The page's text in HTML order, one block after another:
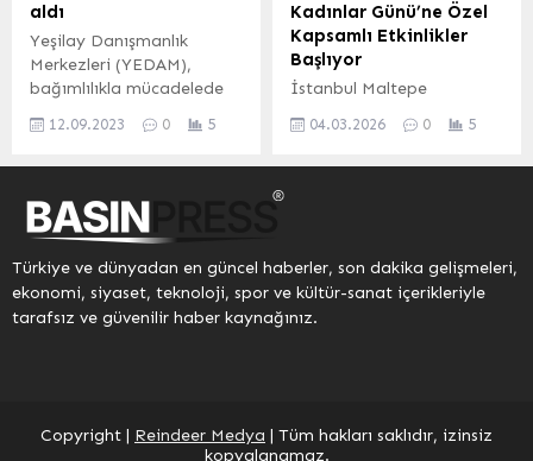
katılımcılara tanıtıldı.
Kınık çömleği, Pazaryeri
bozası, Pazaryeri helvası,
şerbetçiotu, Pazaryeri...
aldı
Yeşilay Danışmanlık
Merkezleri (YEDAM),
bağımlılıkla mücadelede
geride bıraktı. 115 YEDAM
milyon çağrı geldi.
ANKARA (İGFA) – Alkol,
internet ile ilgili sorunlar
yaşayan kişilere bu
davranışını bırakması
12.09.2023 0 5
Kadınlar Günü’ne Özel
Kapsamlı Etkinlikler
Başlıyor
İstanbul Maltepe
Kadınlar Günü'nü kutlamak
düzenliyor. Etkinlikler, 5
Mart'ta başlayıp ay
sonuna kadar devam
söyleşiler, konserler ve
04.03.2026 0 5
Türkiye ve dünyadan en güncel haberler, son dakika gelişmeleri,
ekonomi, siyaset, teknoloji, spor ve kültür-sanat içerikleriyle
tarafsız ve güvenilir haber kaynağınız.
Copyright | Reindeer Medya | Tüm hakları saklıdır, izinsiz
kopyalanamaz.